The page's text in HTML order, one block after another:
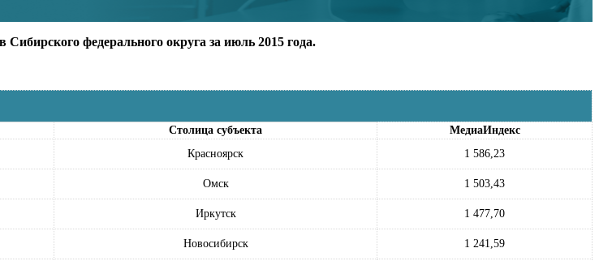
федерального округа за июль 2015 года.
Столица субъекта
МедиаИндекс
Красноярск 1 586,23
Омск 1 503,43
Иркутск 1 477,70
Новосибирск 1 241,59